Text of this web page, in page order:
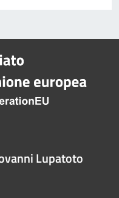
Lupatoto